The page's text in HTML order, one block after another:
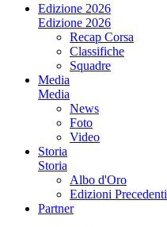
Edizione 2026
Edizione 2026
Recap Corsa
Classifiche
Squadre
Media
Media
News
Foto
Video
Storia
Storia
Albo d'Oro
Edizioni Precedenti
Partner